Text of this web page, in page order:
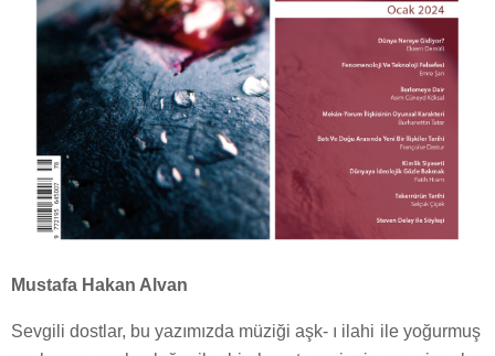
Mustafa Hakan Alvan
Sevgili dostlar, bu yazımızda müziği aşk- ı ilahi ile yoğurmuş